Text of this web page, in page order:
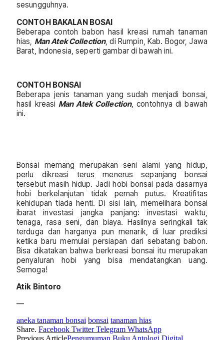
sesungguhnya.
CONTOH BAKALAN BOSAI
Beberapa contoh babon hasil kreasi rumah tanaman
hias, Man Atek Collection, di Rumpin, Kab. Bogor, Jawa
Barat, Indonesia, seperti gambar di bawah ini.
CONTOH BONSAI
Beberapa jenis tanaman yang sudah menjadi bonsai,
hasil kreasiMan Atek Collection, contohnya di bawah
ini.
Bonsai memang merupakan seni alami yang hidup,
perlu dikreasi terus menerus sepanjang bonsai
tersebut masih hidup. Jadi hobi bonsai pada dasarnya
hobi berkelanjutan tidak pernah putus. Kreatifitas
kehidupan tiada henti. Di sisi lain, memelihara bonsai
ibarat investasi jangka panjang: investasi waktu,
tenaga, rasa seni, dan biaya. Hasilnya seringkali tak
terduga dan harganya pun menarik, di luar prediksi
ketika baru memulai persiapan dari sebatang babon.
Bisa dikatakan bahwa berkreasi bonsai itu merupakan
penyaluran hobi yang bisa mendatangkan uang.
Semoga!
Atik Bintoro
—
aneka tanaman bonsai bonsai tanaman hias
Share. Facebook Twitter Telegram WhatsApp
Previous ArticlePengumuman Buku Antologi Digital